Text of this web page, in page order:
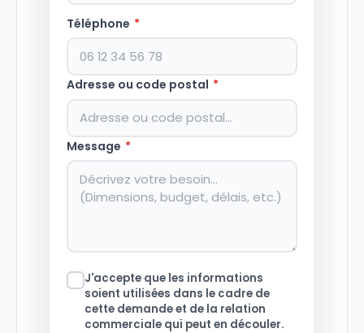
Téléphone *
Adresse ou code postal *
Message *
J'accepte que les informations
soient utilisées dans le cadre de
cette demande et de la relation
commerciale qui peut en découler.